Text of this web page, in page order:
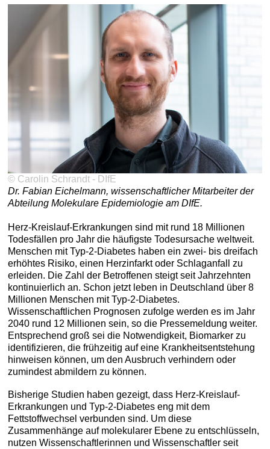
© Carolin Schrandt - DIfE
Dr. Fabian Eichelmann, wissenschaftlicher Mitarbeiter der
Abteilung Molekulare Epidemiologie am DIfE.
Herz-Kreislauf-Erkrankungen sind mit rund 18 Millionen
Todesfällen pro Jahr die häufigste Todesursache weltweit.
Menschen mit Typ-2-Diabetes haben ein zwei- bis dreifach
erhöhtes Risiko, einen Herzinfarkt oder Schlaganfall zu
erleiden. Die Zahl der Betroffenen steigt seit Jahrzehnten
kontinuierlich an. Schon jetzt leben in Deutschland über 8
Millionen Menschen mit Typ-2-Diabetes.
Wissenschaftlichen Prognosen zufolge werden es im Jahr
2040 rund 12 Millionen sein, so die Pressemeldung weiter.
Entsprechend groß sei die Notwendigkeit, Biomarker zu
identifizieren, die frühzeitig auf eine Krankheitsentstehung
hinweisen können, um den Ausbruch verhindern oder
zumindest abmildern zu können.
Bisherige Studien haben gezeigt, dass Herz-Kreislauf-
Erkrankungen und Typ-2-Diabetes eng mit dem
Fettstoffwechsel verbunden sind. Um diese
Zusammenhänge auf molekularer Ebene zu entschlüsseln,
nutzen Wissenschaftlerinnen und Wissenschaftler seit